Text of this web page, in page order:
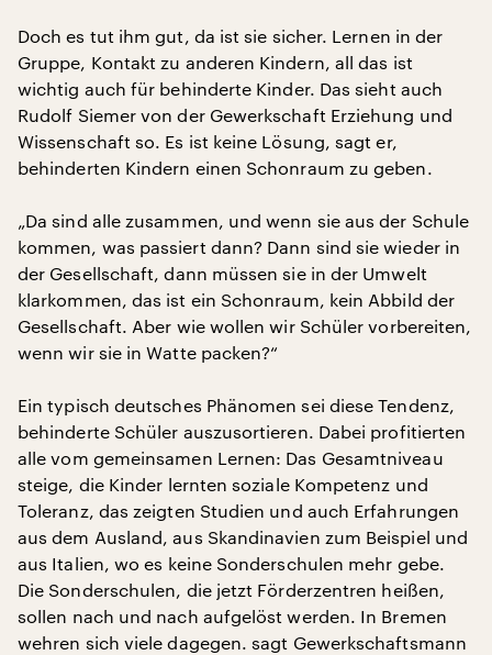
Doch es tut ihm gut, da ist sie sicher. Lernen in der
Gruppe, Kontakt zu anderen Kindern, all das ist
wichtig auch für behinderte Kinder. Das sieht auch
Rudolf Siemer von der Gewerkschaft Erziehung und
Wissenschaft so. Es ist keine Lösung, sagt er,
behinderten Kindern einen Schonraum zu geben.
„Da sind alle zusammen, und wenn sie aus der Schule
kommen, was passiert dann? Dann sind sie wieder in
der Gesellschaft, dann müssen sie in der Umwelt
klarkommen, das ist ein Schonraum, kein Abbild der
Gesellschaft. Aber wie wollen wir Schüler vorbereiten,
wenn wir sie in Watte packen?“
Ein typisch deutsches Phänomen sei diese Tendenz,
behinderte Schüler auszusortieren. Dabei profitierten
alle vom gemeinsamen Lernen: Das Gesamtniveau
steige, die Kinder lernten soziale Kompetenz und
Toleranz, das zeigten Studien und auch Erfahrungen
aus dem Ausland, aus Skandinavien zum Beispiel und
aus Italien, wo es keine Sonderschulen mehr gebe.
Die Sonderschulen, die jetzt Förderzentren heißen,
sollen nach und nach aufgelöst werden. In Bremen
wehren sich viele dagegen. sagt Gewerkschaftsmann